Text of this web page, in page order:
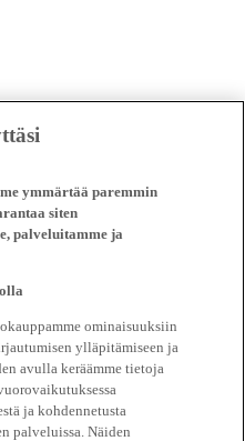
ymmärtää paremmin
siten
palveluitamme ja
ominaisuuksiin
ylläpitämiseen ja
avulla keräämme tietoja
ja kohdennetusta
palveluissa. Näiden